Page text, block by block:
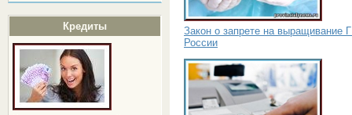
Кредиты
Закон о запрете на выращивание
России